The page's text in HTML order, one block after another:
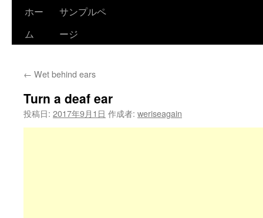
ホー
ム
サンプルペ
ージ
← Wet behind ears
Turn a deaf ear
投稿日: 2017年9月1日 作成者: weriseagain